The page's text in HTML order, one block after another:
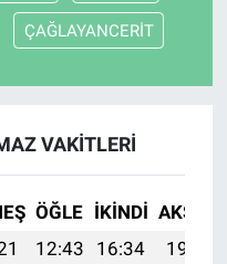
ÇAĞLAYANCERİT
VAKITLERI
ÖĞLE İKINDI AKŞAM
12:43 16:34
19:55